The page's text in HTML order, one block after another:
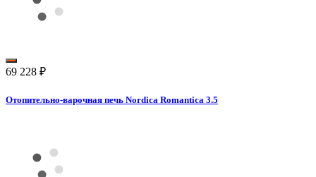
69 228 ₽
Отопительно-варочная печь Nordica Romantica 3.5